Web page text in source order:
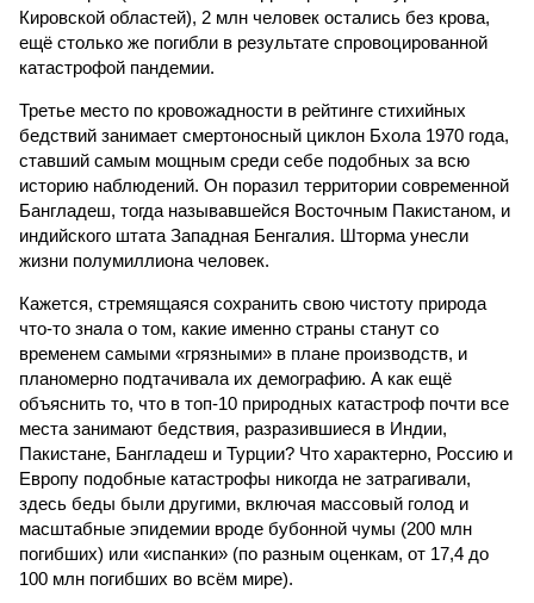
Кировской областей), 2 млн человек остались без крова,
ещё столько же погибли в результате спровоцированной
катастрофой пандемии.
Третье место по кровожадности в рейтинге стихийных
бедствий занимает смертоносный циклон Бхола 1970 года,
ставший самым мощным среди себе подобных за всю
историю наблюдений. Он поразил территории современной
Бангладеш, тогда называвшейся Восточным Пакистаном, и
индийского штата Западная Бенгалия. Шторма унесли
жизни полумиллиона человек.
Кажется, стремящаяся сохранить свою чистоту природа
что-то знала о том, какие именно страны станут со
временем самыми «грязными» в плане производств, и
планомерно подтачивала их демографию. А как ещё
объяснить то, что в топ-10 природных катастроф почти все
места занимают бедствия, разразившиеся в Индии,
Пакистане, Бангладеш и Турции? Что характерно, Россию и
Европу подобные катастрофы никогда не затрагивали,
здесь беды были другими, включая массовый голод и
масштабные эпидемии вроде бубонной чумы (200 млн
погибших) или «испанки» (по разным оценкам, от 17,4 до
100 млн погибших во всём мире).